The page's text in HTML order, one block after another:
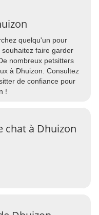
quelqu'un pour
faire garder
nombreux petsitters
à Dhuizon. Consultez
de confiance pour
!
chat à Dhuizon